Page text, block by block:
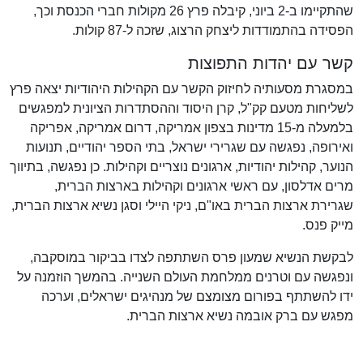
שהתקיימו ב-2 ביוני, קיבלה פרץ 26 מקולות חברי הכנסת וכך,
הפסידה בהתמודדות ליצחק הרצוג, שזכה ל-87 קולות.
קשר עם יהדות התפוצות
במסגרת מסעותיה לחיזוק הקשר עם הקהילות היהודיות יצאה פרץ
לשליחות מטעם קק"ל, קרן היסוד וההסתדרות הציונית למפגשים
בלמעלה מ-15 מדינות בצפון אמריקה, דרום אמריקה, אפריקה
ואירופה, נפגשה עם שגרירי ישראל, בתי הספר יהודיים, תנועות
הנוער, קהילות יהודיות, ארגונים נוצריים וקהילות. כן נפגשה, בתיווך
מרים אדלסון, עם ראשי ארגונים וקהילות בארצות הברית,
שגרירת ארצות הברית באו"ם, ניקי היילי וסגן נשיא ארצות הברית,
מייק פנס.
לבקשת הנשיא שמעון פרס השתתפה לצדו בביקור במוסקבה,
ונפגשה עם וטרנים ממלחמת העולם השנייה. בהמשך הוזמנה על
ידו להשתתף בפורום מצומצם של מנהיגים ישראלים, וערכה
מפגש עם ברק אובמה נשיא ארצות הברית.